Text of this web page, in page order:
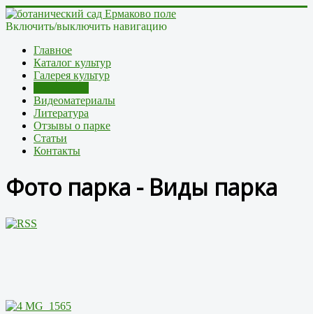
Включить/выключить навигацию
Главное
Каталог культур
Галерея культур
Видеоматериалы
Литература
Отзывы о парке
Статьи
Контакты
Фото парка - Виды парка